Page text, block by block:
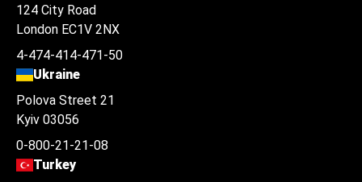
124 City Road
London EC1V 2NX
4-474-414-471-50
Ukraine
Polova Street 21
Kyiv 03056
0-800-21-21-08
Turkey